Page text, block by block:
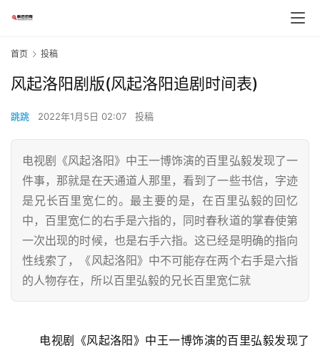
首页 投稿
风起洛阳剧版(风起洛阳追剧时间表)
跳跳 2022年1月5日 02:07 投稿
电视剧《风起洛阳》中王一博饰演的百里弘毅发现了一
件事，那就是在天通道人那里，看到了一些书信，字迹
是兄长百里宽仁的。最主要的是，在百里弘毅的回忆
中，百里宽仁的右手是六指的，同时春秋道的掌春使第
一次出现的时候，也是右手六指。这已经是明确的指向
性线索了，《风起洛阳》中不可能存在两个右手是六指
的人物存在，所以百里弘毅的兄长百里宽仁就
电视剧《风起洛阳》中王一博饰演的百里弘毅发现了